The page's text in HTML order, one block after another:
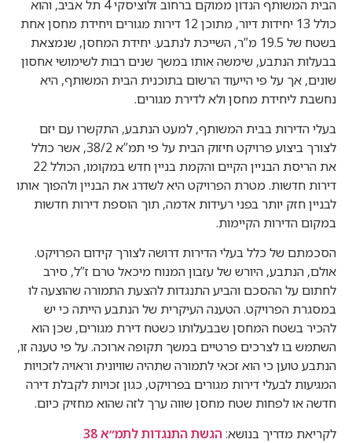
הבית המשותף הנדון ממוקם ברחוב
זלוציסקי 4 תל אביב, והוא
כולל 13 יחידות דיור, מתוכן 12 דירות מגורים ויחידת מחסן אחת
בשטח של 19.5 מ”ר, השייכת לנתבע. יחידת המחסן, שנמצאת
בבעלות הנתבע, שימשה אותו במשך שנים רבות לשימושי אחסון
שונים, אך על פי הייעוד הרשום בתוכנית הבית המשותף, היא
נחשבת ליחידת מחסן ולא לדירת מגורים.
בעלי הדירות בבית המשותף, למעט הנתבע, התקשרו עם יזם
לצורך ביצוע פרויקט חיזוק הבית על פי תמ”א 38/2, אשר כולל
את הריסת הבניין הקיים והקמת בניין חדש במקומו, הכולל 22
דירות חדשות. מטרת הפרויקט היא לשדרג את הבניין ולהפוך אותו
לבניין חזק יותר בפני רעידות אדמה, תוך הוספת דירות חדשות
במקום הדירות הקיימות.
הסכמתם של כלל בעלי הדירות דרושה לצורך קידום הפרויקט.
אולם, הנתבע, היורש של עזבון המנוח מיכאל טרם ז”ל, סירב
לחתום על ההסכם והביע התנגדות להצעת התמורה שהוצעה לו
במסגרת הפרויקט. הטענה העיקרית של הנתבע הייתה כי יש
להכיר בשטח המחסן שבבעלותו כשטח דירת מגורים, שכן הוא
השתמש בו לצרכים פרטיים במשך תקופה ארוכה. על פי טענה זו,
הנתבע טוען כי הוא זכאי לתמורה שתהיה שוויונית וראויה לזכויות
המגיעות לבעלי דירות מגורים בפרויקט, כגון זכויות לקבלת דירה
חדשה או לפחות שטח מחסן שווה ערך לזה שהוא מחזיק כיום.
לקריאת מדריך בנושא: הגשת התנגדות לתמ״א 38